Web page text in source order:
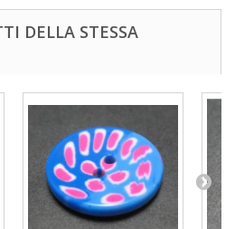
DELLA STESSA